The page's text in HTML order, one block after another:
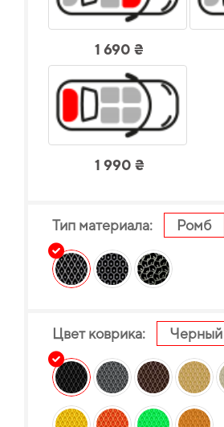
1 690 ₴
1 990 ₴
Тип материала: Ромб
Цвет коврика: Черный